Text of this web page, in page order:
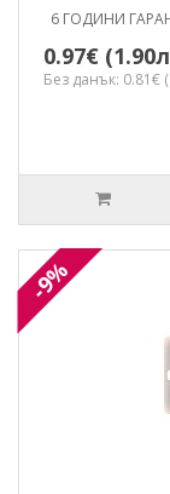
6 ГОДИНИ
0.97€
Без данък: 0.81€
-9%